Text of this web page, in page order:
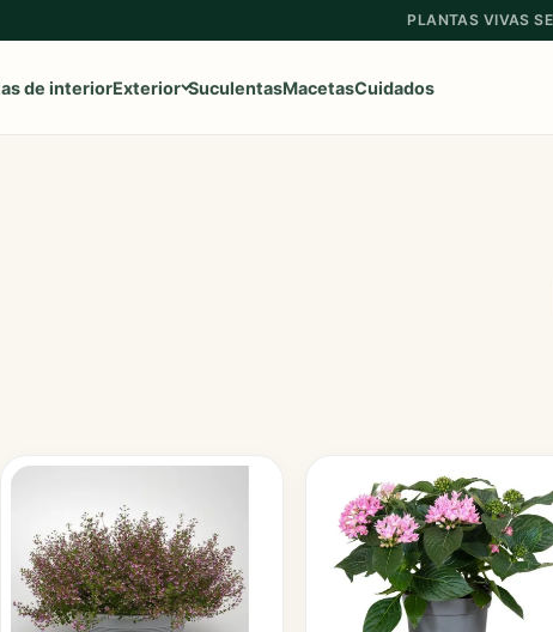
PLANTAS VIVAS
de interiorExterior
Margaritas
Petunias
Poinsettias
Portulacas
SuculentasMacetasCuidados